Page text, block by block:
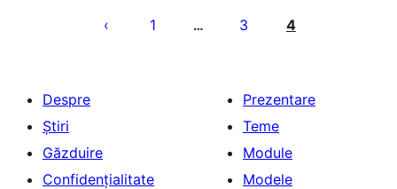
articole
1 … 3 4
Despre
Știri
Găzduire
Confidențialitate
Prezentare
Teme
Module
Modele